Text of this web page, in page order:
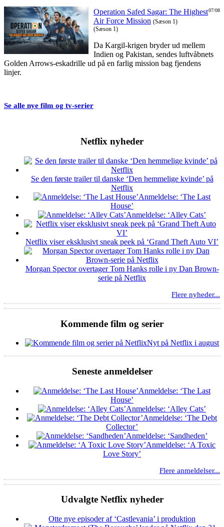
07/08
Operation Safed Sagar: The Highest
Air Force Mission (Sæson 1)
(Sæson 1)
Da Kargil-krigen bryder ud mellem
Indien og Pakistan, sendes luftvåbnets
Golden Arrows-eskadrille ud på en farlig mission bag fjendens
linjer.
Se alle nye film og tv-serier
Netflix nyheder
Se den første trailer til danske ‘Den hemmelige kvinde’ på
Netflix
Anmeldelse: ‘The Last
House’
Anmeldelse: ‘Alley Cats’
Netflix viser eksklusivt sneak peek på ‘Grand Theft Auto VI’
Morgan Spector overtager Tom Hanks rolle i ny Dan Brown-
serie på Netflix
Flere nyheder...
Kommende film og serier
Nyt på Netflix i august
Seneste anmeldelser
Anmeldelse: ‘The Last
House’
Anmeldelse: ‘Alley Cats’
Anmeldelse: ‘The Debt
Collector’
Anmeldelse: ‘Sandheden’
Anmeldelse: ‘A Toxic
Love Story’
Flere anmeldelser...
Udvalgte Netflix nyheder
Otte nye episoder af ‘Castlevania’ i produktion